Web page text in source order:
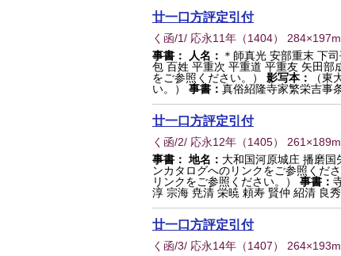
廿一口方評定引付
く函/1/ 応永11年 （1404）
事書：
人名： ＊師真光 安部重末 下
包 百姓 平重次 平重道 平重友 矢田部
をご参照ください。）
影写本：
（
い。）
事書： 真俗紹隆寺家繁栄吉事
廿一口方評定引付
く函/2/ 応永12年 （1405）
事書： 地名： 大和国河原城庄 播磨
ンカタログへのリンクをご参照くださ
リンクをご参照ください。）
事書：
淳 宗海 尭清 栄暁 頼寿 賢仲 紹清 良
廿一口方評定引付
く函/3/ 応永14年 （1407）